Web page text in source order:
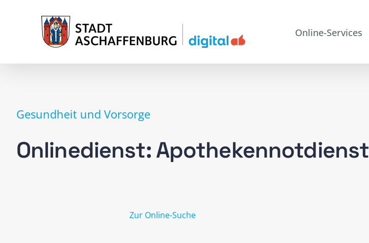
Online-Services
Gesundheit und Vorsorge
Onlinedienst: Apothekennotdienst
Zur Online-Suche